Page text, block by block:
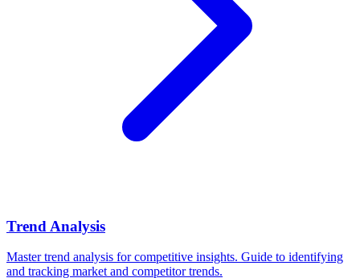
Trend Analysis
Master trend analysis for competitive insights. Guide to identifying
and tracking market and competitor trends.